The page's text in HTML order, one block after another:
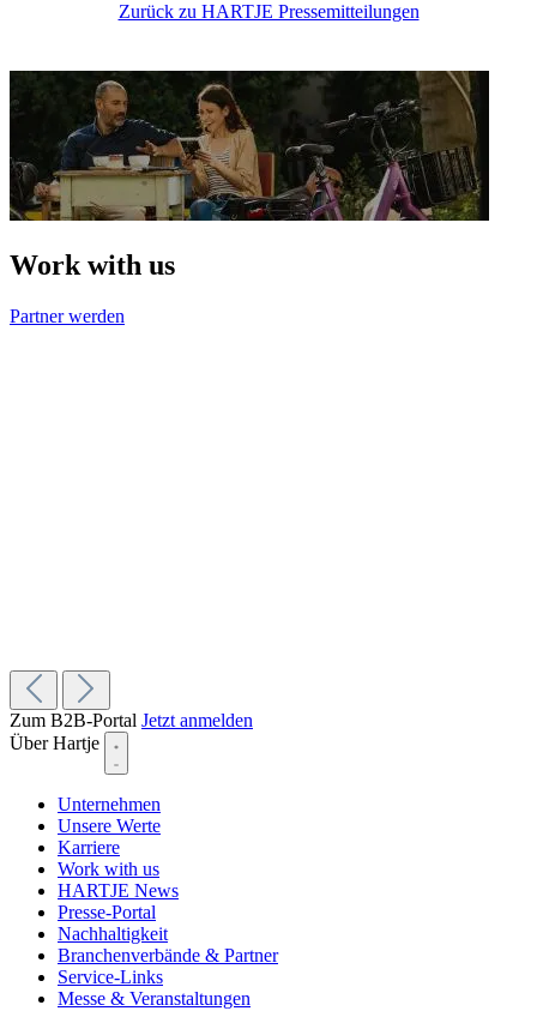
Zurück zu HARTJE Pressemitteilungen
Work with us
Partner werden
Zum B2B-Portal Jetzt anmelden
Über Hartje
Unternehmen
Unsere Werte
Karriere
Work with us
HARTJE News
Presse-Portal
Nachhaltigkeit
Branchenverbände & Partner
Service-Links
Messe & Veranstaltungen